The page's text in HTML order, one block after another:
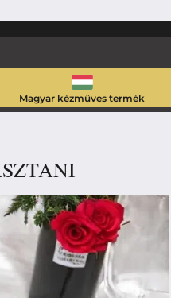
Magyar kézműves termék